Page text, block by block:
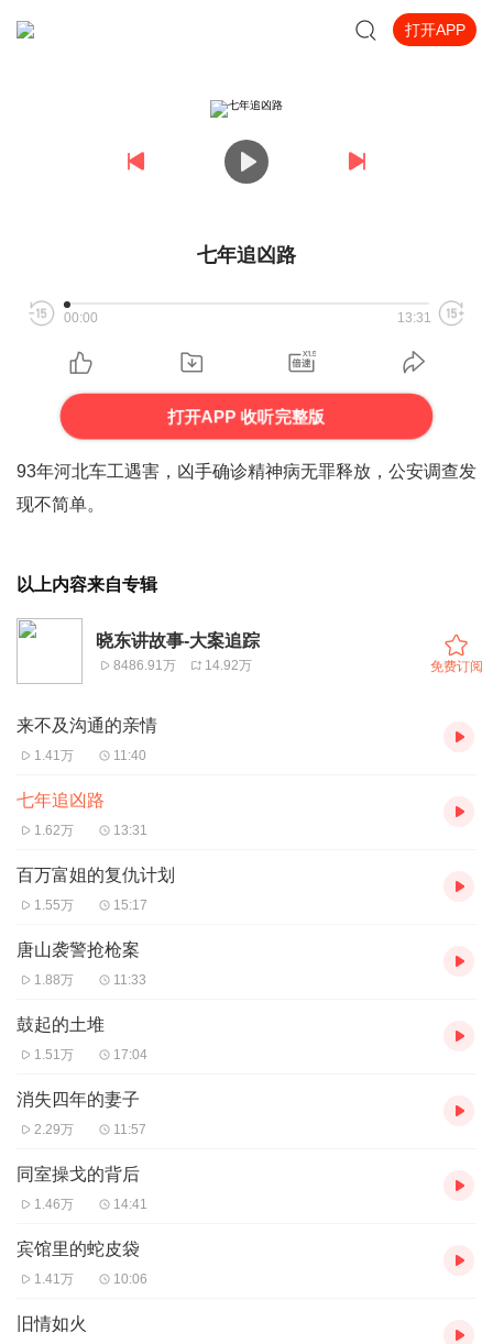
打开APP
七年追凶路
00:00 13:31
打开APP 收听完整版
93年河北车工遇害，凶手确诊精神病无罪释放，公安调查发
现不简单。
以上内容来自专辑
晓东讲故事-大案追踪
8486.91万 14.92万 免费订阅
来不及沟通的亲情
1.41万 11:40
七年追凶路
1.62万 13:31
百万富姐的复仇计划
1.55万 15:17
唐山袭警抢枪案
1.88万 11:33
鼓起的土堆
1.51万 17:04
消失四年的妻子
2.29万 11:57
同室操戈的背后
1.46万 14:41
宾馆里的蛇皮袋
1.41万 10:06
旧情如火